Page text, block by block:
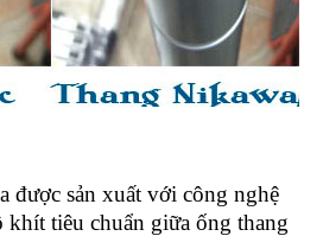
được sản xuất với công nghệ
khít tiêu chuẩn giữa ống thang